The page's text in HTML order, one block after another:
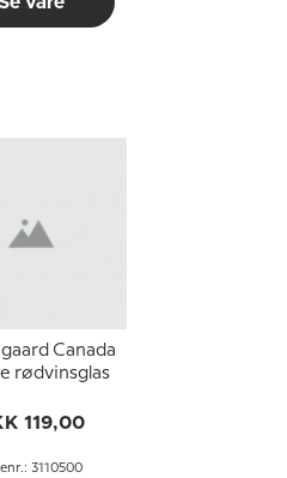
Canada
rødvinsglas
119,00
3110500